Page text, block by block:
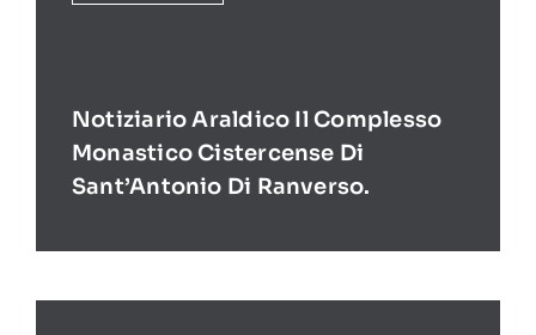
Notiziario Araldico Il Complesso
Monastico Cistercense Di
Sant’Antonio Di Ranverso.